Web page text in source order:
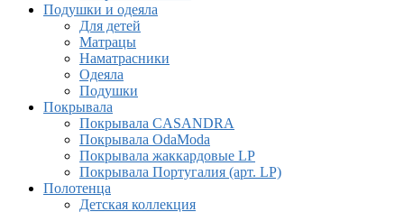
Подушки и одеяла
Для детей
Матрацы
Наматрасники
Одеяла
Подушки
Покрывала
Покрывалa CASANDRA
Покрывала OdaModa
Покрывала жаккардовые LP
Покрывала Португалия (арт. LP)
Полотенца
Детская коллекция